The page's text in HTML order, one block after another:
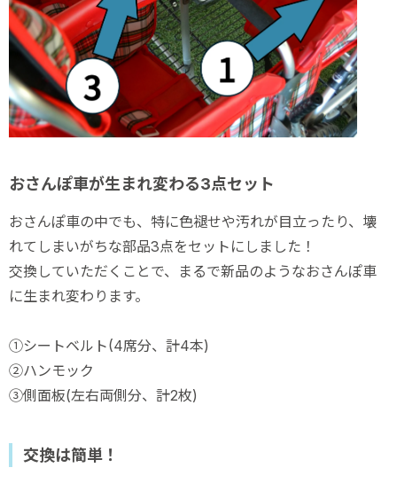
おさんぽ車が生まれ変わる3点セット
おさんぽ車の中でも、特に色褪せや汚れが目立ったり、壊
れてしまいがちな部品3点をセットにしました！
交換していただくことで、まるで新品のようなおさんぽ車
に生まれ変わります。
①シートベルト(4席分、計4本)
②ハンモック
③側面板(左右両側分、計2枚)
交換は簡単！